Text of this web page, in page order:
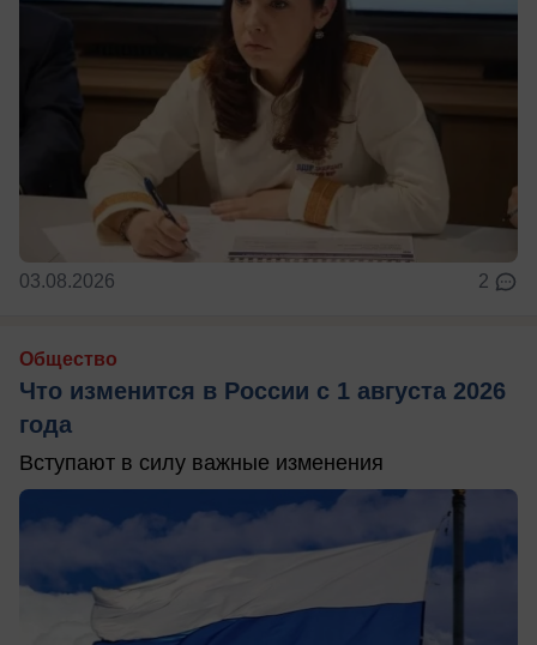
03.08.2026 2
Общество
Что изменится в России с 1 августа 2026
года
Вступают в силу важные изменения